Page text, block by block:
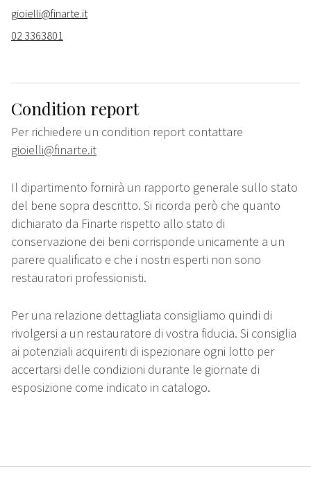
gioielli@finarte.it
02 3363801
Condition report
Per richiedere un condition report contattare
gioielli@finarte.it
Il dipartimento fornirà un rapporto generale sullo stato
del bene sopra descritto. Si ricorda però che quanto
dichiarato da Finarte rispetto allo stato di
conservazione dei beni corrisponde unicamente a un
parere qualificato e che i nostri esperti non sono
restauratori professionisti.
Per una relazione dettagliata consigliamo quindi di
rivolgersi a un restauratore di vostra fiducia. Si consiglia
ai potenziali acquirenti di ispezionare ogni lotto per
accertarsi delle condizioni durante le giornate di
esposizione come indicato in catalogo.